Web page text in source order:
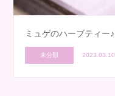
ミュゲのハーブティー♪
未分類 2023.03.10